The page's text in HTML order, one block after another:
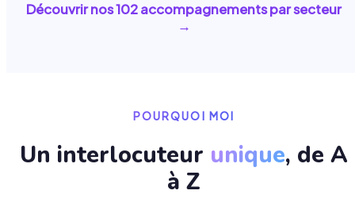
Découvrir nos102accompagnements par secteur
→
POURQUOI MOI
Un interlocuteur unique, de A
à Z